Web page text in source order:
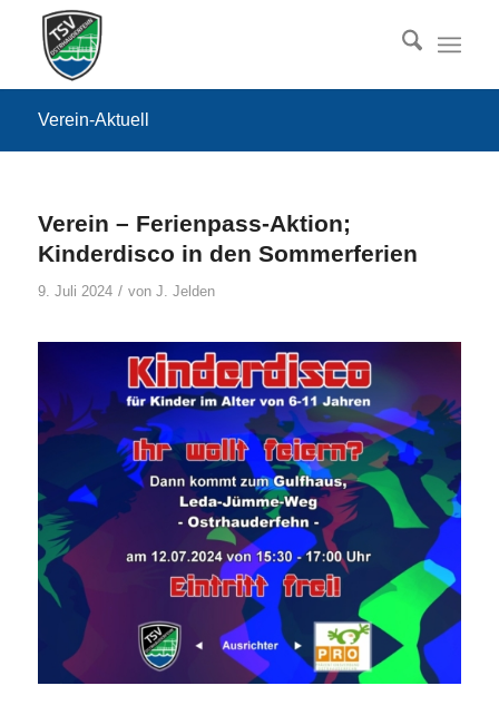
Verein-Aktuell
Verein – Ferienpass-Aktion;
Kinderdisco in den Sommerferien
9. Juli 2024 / von J. Jelden